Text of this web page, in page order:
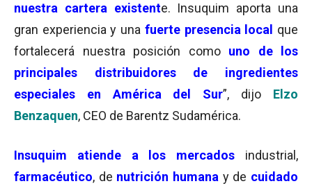
nuestra cartera existente. Insuquim aporta una
gran experiencia y una fuerte presencia local
que
fortalecerá nuestra posición como uno de los
principales distribuidores de ingredientes
especiales en América del Sur”, dijo Elzo
Benzaquen, CEO de Barentz Sudamérica.
Insuquim atiende a los mercados industrial,
farmacéutico, de nutrición humana y de cuidado